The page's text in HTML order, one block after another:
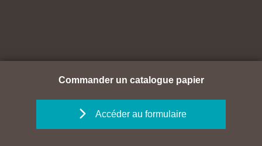
Commander un catalogue papier
Accéder au formulaire